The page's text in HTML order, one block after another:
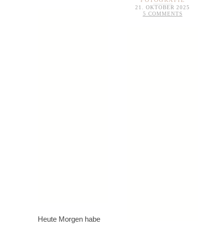
Heute Morgen habe
21. OKTOBER 2025
5 COMMENTS